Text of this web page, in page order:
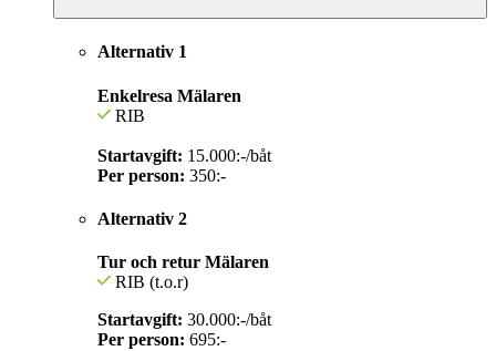
Alternativ 1
Enkelresa Mälaren
RIB
Startavgift: 15.000:-/båt
Per person: 350:-
Alternativ 2
Tur och retur Mälaren
RIB (t.o.r)
Startavgift: 30.000:-/båt
Per person: 695:-